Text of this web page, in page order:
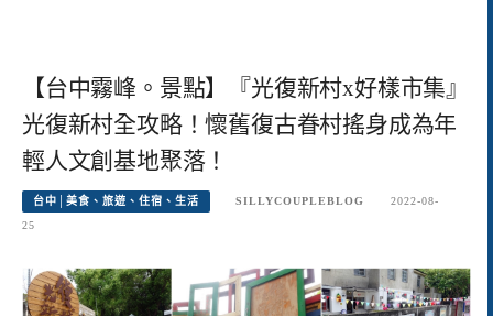
【台中霧峰。景點】『光復新村x好樣市集』
光復新村全攻略！懷舊復古眷村搖身成為年
輕人文創基地聚落！
台中│美食、旅遊、住宿、生活 SILLYCOUPLEBLOG
2022-08-
25